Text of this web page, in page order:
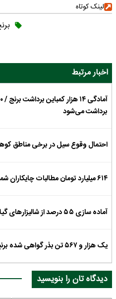
لینک کوتاه
اخبار مرتبط
برداشت می‌شود
احتمال وقوع سیل در برخی مناطق
۶۱۴ میلیارد تومان مطالبات چایکاران شمال کشور واریز شد
آماده سازی ۵۵ درصد از شالیزار‌های گیلان برای کشت برنج
یک هزار و ۵۶۷ تن بذر گواهی شده برنج در گیلان تولید شد
دیدگاه تان را بنویسید